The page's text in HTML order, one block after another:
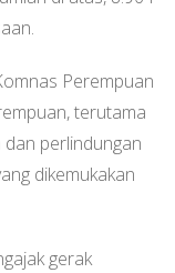
Perempuan
terutama
perlindungan
dikemukakan
gerak